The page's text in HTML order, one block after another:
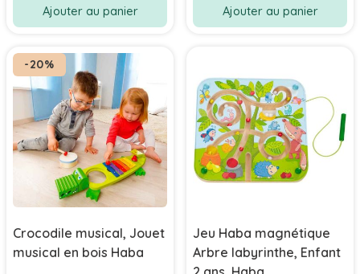
Ajouter au panier Ajouter au panier
-20%
Crocodile musical, Jouet
musical en bois Haba
Jeu Haba magnétique
Arbre labyrinthe, Enfant